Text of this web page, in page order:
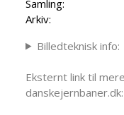
Samling:
Arkiv:
Billedteknisk info:
Eksternt link til
danskejernbaner.dk: